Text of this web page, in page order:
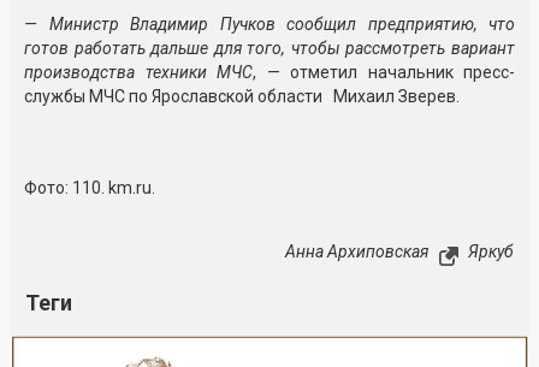
— Министр Владимир Пучков сообщил предприятию, что
готов работать дальше для того, чтобы рассмотреть вариант
производства техники МЧС, — отметил начальник пресс-
службы МЧС по Ярославской области Михаил Зверев.
Фото: 110. km.ru.
Анна Архиповская Яркуб
Теги